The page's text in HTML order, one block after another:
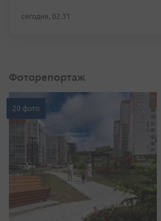
сегодня, 02:31
Фоторепортаж
20 фото